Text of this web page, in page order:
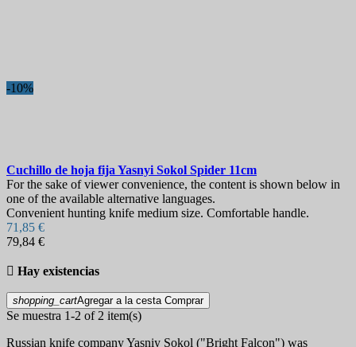
-10%
Cuchillo de hoja fija Yasnyi Sokol Spider 11cm
For the sake of viewer convenience, the content is shown below in
one of the available alternative languages.
Сonvenient hunting knife medium size. Comfortable handle.
71,85 €
79,84 €
 Hay existencias
shopping_cartAgregar a la cesta Comprar
Se muestra 1-2 of 2 item(s)
Russian knife company Yasniy Sokol ("Bright Falcon") was